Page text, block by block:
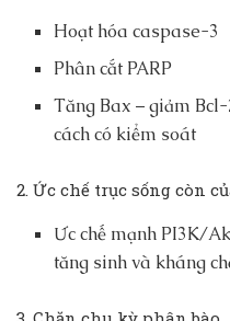
Hoạt hóa caspase-3
Phân cắt PARP
Tăng Bax – giảm
cách có kiểm soát
2. Ức chế trục sống còn
Ức chế mạnh PI3K/
tăng sinh và kháng